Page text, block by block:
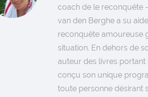
coach de le reconquête
van den Berghe a su
reconquête amoureuse
situation. En dehors de
auteur des livres
conçu son unique
toute personne désirant